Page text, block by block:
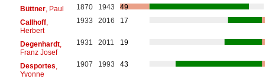
Büttner, Paul 1870 1943
49
Callhoff,
Herbert
1933 2016 17
Degenhardt,
Franz Josef
1931 2011 19
Desportes,
Yvonne
1907 1993 43